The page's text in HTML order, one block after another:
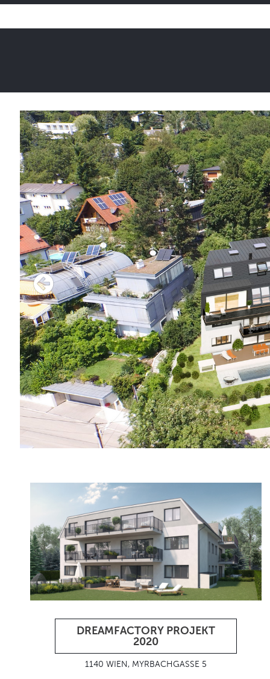
DREAMFACTORY PROJEKT
2020
1140 WIEN, MYRBACHGASSE 5